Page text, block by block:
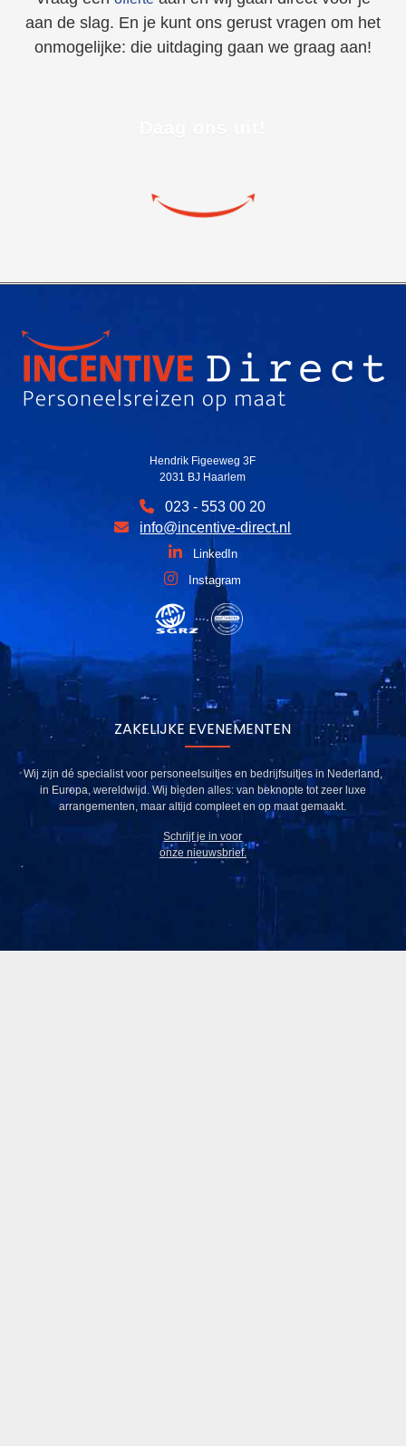
aan de slag. En je kunt ons gerust vragen om het
onmogelijke: die uitdaging gaan we graag aan!
Hendrik Figeeweg 3F
2031 BJ Haarlem
023 - 553 00 20
info@incentive-direct.nl
LinkedIn
Instagram
ZAKELIJKE EVENEMENTEN
Wij zijn dé specialist voor personeelsuitjes en bedrijfsuitjes in Nederland,
in Europa, wereldwijd. Wij bieden alles: van beknopte tot zeer luxe
arrangementen, maar altijd compleet en op maat gemaakt.
Schrijf je in voor
onze nieuwsbrief.